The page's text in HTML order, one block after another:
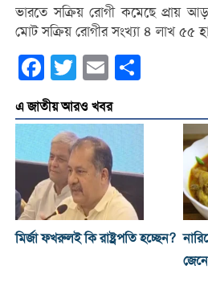
ভারতে সক্রিয় রোগী কমেছে প্রায়
মোট সক্রিয় রোগীর সংখ্যা ৪ লাখ ৫৫
Facebook
Twitter Email
এ জাতীয় আরও খবর
মির্জা ফখরুলই কি রাষ্ট্রপতি হচ্ছেন?